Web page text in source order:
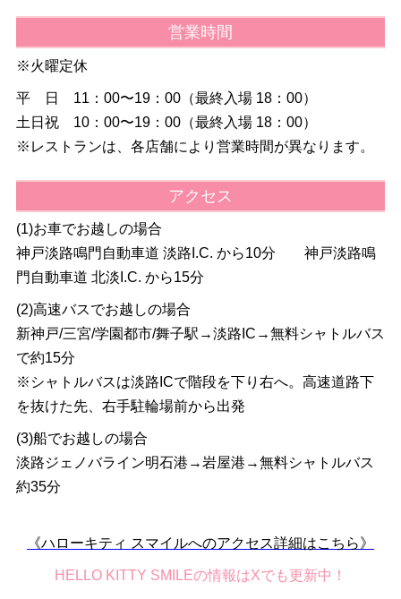
営業時間
※火曜定休
平 日 11：00〜19：00（最終入場 18：00）
土日祝 10：00〜19：00（最終入場 18：00）
※レストランは、各店舗により営業時間が異なります。
アクセス
(1)お車でお越しの場合
神戸淡路鳴門自動車道 淡路I.C. から10分 神戸淡路鳴
門自動車道 北淡I.C. から15分
(2)高速バスでお越しの場合
新神戸/三宮/学園都市/舞子駅→淡路IC→無料シャトルバス
で約15分
※シャトルバスは淡路ICで階段を下り右へ。高速道路下
を抜けた先、右手駐輪場前から出発
(3)船でお越しの場合
淡路ジェノバライン明石港→岩屋港→無料シャトルバス
約35分
《ハローキティ スマイルへのアクセス詳細はこちら》
HELLO KITTY SMILEの情報はXでも更新中！